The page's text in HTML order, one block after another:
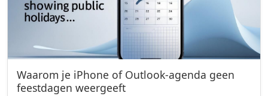
Waarom je iPhone of Outlook-agenda geen
feestdagen weergeeft